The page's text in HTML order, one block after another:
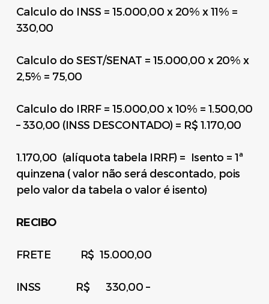
Calculo do INSS = 15.000,00 x 20% x 11% =
330,00
Calculo do SEST/SENAT = 15.000,00 x 20% x
2,5% = 75,00
Calculo do IRRF = 15.000,00 x 10% = 1.500,00
– 330,00 (INSS DESCONTADO) = R$ 1.170,00
1.170,00 (alíquota tabela IRRF) = Isento = 1ª
quinzena ( valor não será descontado, pois
pelo valor da tabela o valor é isento)
RECIBO
FRETE R$ 15.000,00
INSS R$ 330,00 –